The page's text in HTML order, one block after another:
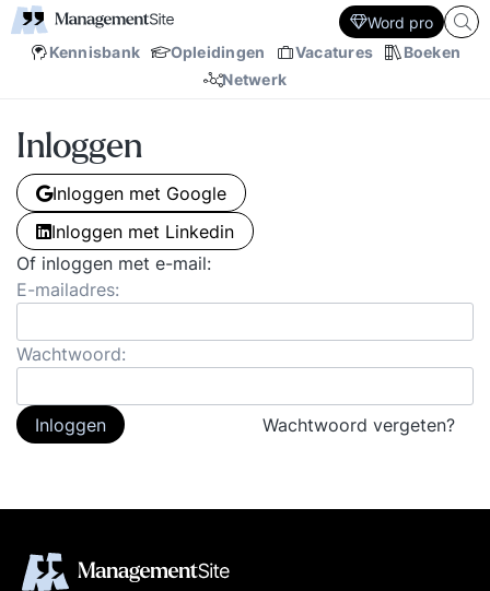
Kennisbank Opleidingen Vacatures
Boeken
Netwerk
Word pro
Inloggen
Inloggen met Google
Inloggen met Linkedin
Of inloggen met e-mail:
E-mailadres:
Wachtwoord:
Inloggen Wachtwoord vergeten?